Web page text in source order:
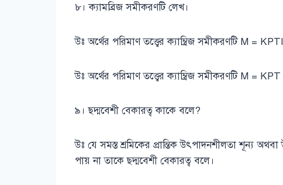
৮। ক্যামব্রিজ সমীকরণটি লেখ।
উঃ অর্থের পরিমাণ তত্ত্বের ক্যাম্ব্রিজ সমীকরণটি M =
উঃ অর্থের পরিমাণ তত্ত্বের ক্যাম্ব্রিজ সমীকরণটি M =
৯। ছদ্মবেশী বেকারত্ব কাকে বলে?
উঃ যে সমস্ত শ্রমিকের প্রান্তিক উৎপাদনশীলতা শূন্য
পায় না তাকে ছদ্মবেশী বেকারত্ব বলে।